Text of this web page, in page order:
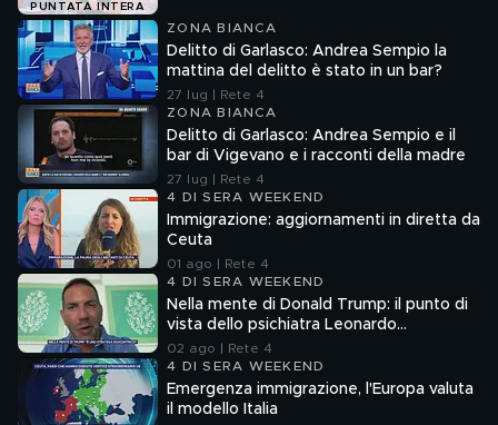
PUNTATA INTERA
ZONA BIANCA
Delitto di Garlasco: Andrea Sempio la
mattina del delitto è stato in un bar?
27 lug | Rete 4
ZONA BIANCA
Delitto di Garlasco: Andrea Sempio e il
bar di Vigevano e i racconti della madre
27 lug | Rete 4
4 DI SERA WEEKEND
Immigrazione: aggiornamenti in diretta da
Ceuta
01 ago | Rete 4
4 DI SERA WEEKEND
Nella mente di Donald Trump: il punto di
vista dello psichiatra Leonardo
Mendolicchio
02 ago | Rete 4
4 DI SERA WEEKEND
Emergenza immigrazione, l'Europa valuta
il modello Italia